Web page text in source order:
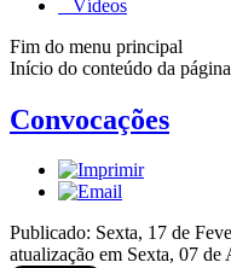
Vídeos
Fim do menu principal
Início do conteúdo da página
Convocações
Publicado: Sexta, 17 de
atualização em Sexta, 07